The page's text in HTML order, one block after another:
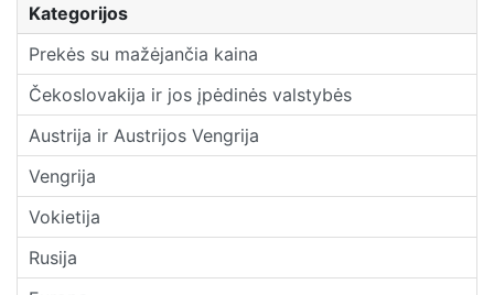
Kategorijos
Prekės su mažėjančia kaina
Čekoslovakija ir jos įpėdinės valstybės
Austrija ir Austrijos Vengrija
Vengrija
Vokietija
Rusija